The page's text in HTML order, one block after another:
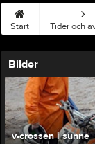
Start Tider och
Bilder
v-crossen i sunne